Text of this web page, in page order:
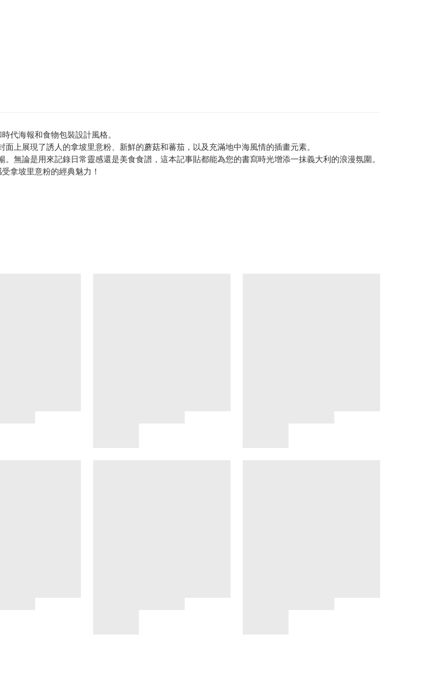
代海報和食物包裝設計風格。
上展現了誘人的拿坡里意粉、新鮮的蘑菇和蕃茄，以及充滿地中海風情的插畫元素。
無論是用來記錄日常靈感還是美食食譜，這本記事貼都能為您的書寫時光增添一抹義大利的浪漫氛圍。
拿坡里意粉的經典魅力！